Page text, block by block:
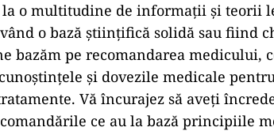
o multitudine de informații și teorii
o bază științifică solidă sau fiind
bazăm pe recomandarea medicului,
și dovezile medicale
Vă încurajez să aveți
ce au la bază principiile